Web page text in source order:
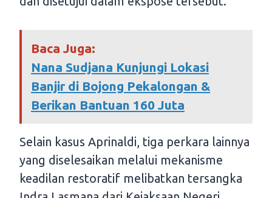
Baca Juga:
Nana Sudjana Kunjungi Lokasi
Banjir di Bojong Pekalongan &
Berikan Bantuan 160 Juta
Selain kasus Aprinaldi, tiga perkara lainnya
yang diselesaikan melalui mekanisme
keadilan restoratif melibatkan tersangka